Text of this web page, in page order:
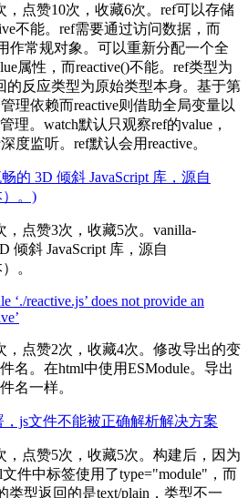
，点赞10次，收藏6次。ref可以存储
不能。ref需要通过访问数据，而
作常规对象。可以重新分配一个全
属性，而reactive()不能。ref类型为
的反应类型为原始类型本身。基于第
理依赖而reactive则借助全局变量以
理。watch默认只观察ref的value，
度监听。ref默认会用reactive。
的 3D 倾斜 JavaScript 库，源自
）。)
，点赞3次，收藏5次。vanilla-
倾斜 JavaScript 库，源自
。
‘./reactive.js’ does not provide an
，点赞2次，收藏4次。修改导出的变
名。在html中使用ESModule。导出
名一样。
，js文件不能被正确解析解决方案
，点赞5次，收藏5次。构建后，因为
件中​标签使用了type="module"​，而
类型返回的是text/plain​，类型不一